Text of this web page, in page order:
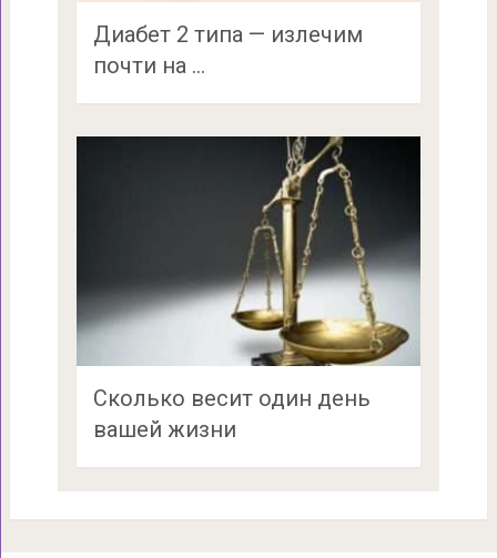
Диабет 2 типа — излечим
почти на …
Сколько весит один день
вашей жизни